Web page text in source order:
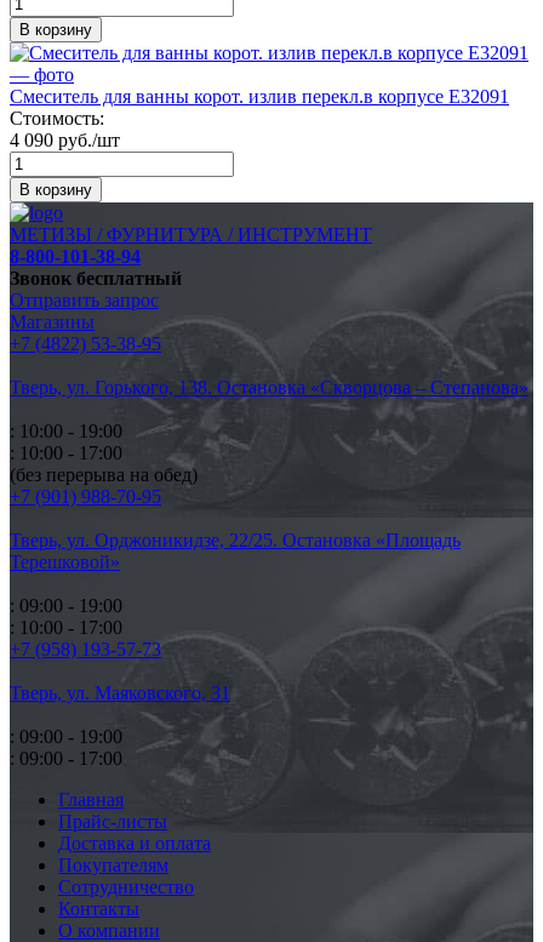
В корзину
Смеситель для ванны корот. излив перекл.в корпусе Е32091
Стоимость:
4 090 руб./шт
В корзину
МЕТИЗЫ / ФУРНИТУРА / ИНСТРУМЕНТ
8-800-101-38-94
Звонок бесплатный
Отправить запрос
Магазины
+7 (4822) 53-38-95
Тверь, ул. Горького, 138. Остановка «Скворцова – Степанова»
: 10:00 - 19:00
: 10:00 - 17:00
(без перерыва на обед)
+7 (901) 988-70-95
Тверь, ул. Орджоникидзе, 22/25. Остановка «Площадь
Терешковой»
: 09:00 - 19:00
: 10:00 - 17:00
+7 (958) 193-57-73
Тверь, ул. Маяковского, 31
: 09:00 - 19:00
: 09:00 - 17:00
Главная
Прайс-листы
Доставка и оплата
Покупателям
Сотрудничество
Контакты
О компании